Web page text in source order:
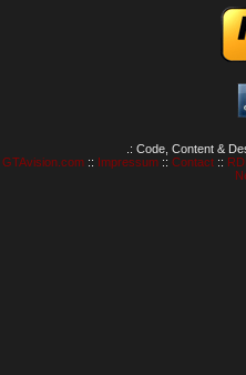
.: Code, Content &
GTAvision.com:: Impressum:: Contact::